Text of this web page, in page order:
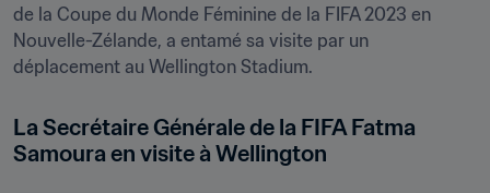
de la Coupe du Monde Féminine de la FIFA 2023 en
Nouvelle-Zélande, a entamé sa visite par un
déplacement au Wellington Stadium.
La Secrétaire Générale de la FIFA Fatma
Samoura en visite à Wellington